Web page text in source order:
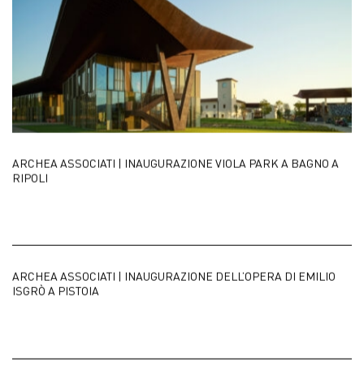
ARCHEA ASSOCIATI | INAUGURAZIONE VIOLA PARK A BAGNO A
RIPOLI
ARCHEA ASSOCIATI | INAUGURAZIONE DELL’OPERA DI EMILIO
ISGRÒ A PISTOIA